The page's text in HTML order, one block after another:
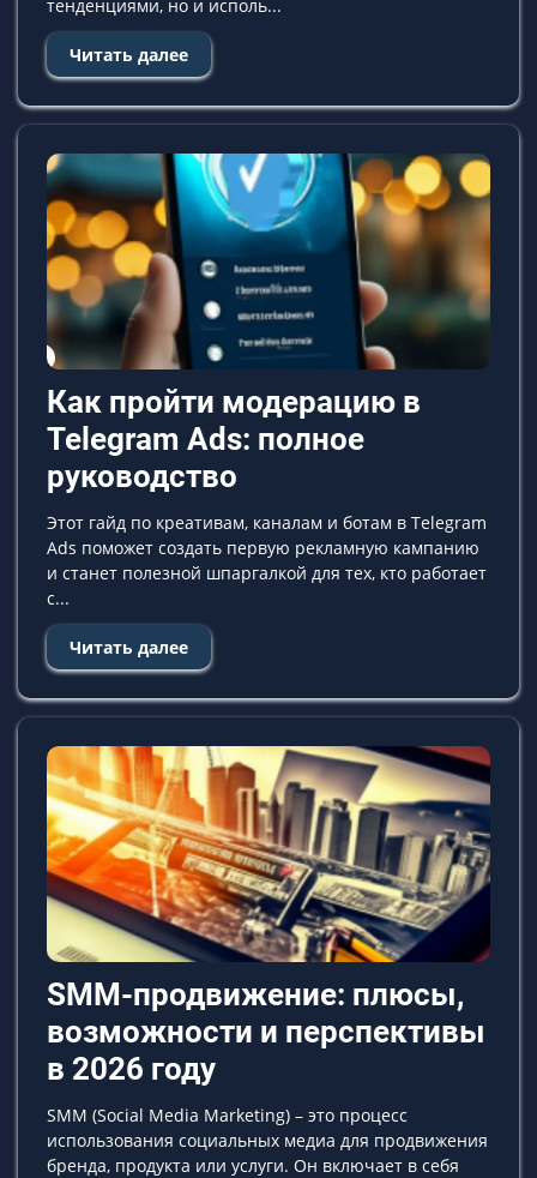
тенденциями, но и исполь...
Читать далее
Как пройти модерацию в
Telegram Ads: полное
руководство
Этот гайд по креативам, каналам и ботам в Telegram
Ads поможет создать первую рекламную кампанию
и станет полезной шпаргалкой для тех, кто работает
с...
Читать далее
SMM-продвижение: плюсы,
возможности и перспективы
в 2026 году
SMM (Social Media Marketing) – это процесс
использования социальных медиа для продвижения
бренда, продукта или услуги. Он включает в себя